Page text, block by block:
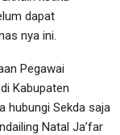
dapat
nya ini.
Pegawai
Kabupaten
hubungi Sekda saja
Natal Ja’far